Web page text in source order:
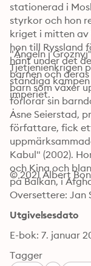
stationerad i
styrkor och hon
kriget i mitten av
hon till Ryssland
hänt under det
barnen och
barn som växer
förlorar sin
"Ängeln i
Tjetjenienkrigen
ständiga
imperiet.
Åsne Seierstad,
författare, fick
Kabul" (2002).
och Kina och
på Balkan, i
© 2021 Albert
Oversettere: Jan
Utgivelsesdato
E-bok: 7. januar
Tagger